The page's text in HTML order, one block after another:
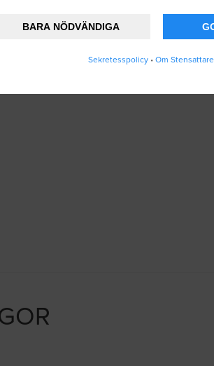
BARA NÖDVÄNDIGA
Sekretesspolicy • Om
att Stensattare.se
.